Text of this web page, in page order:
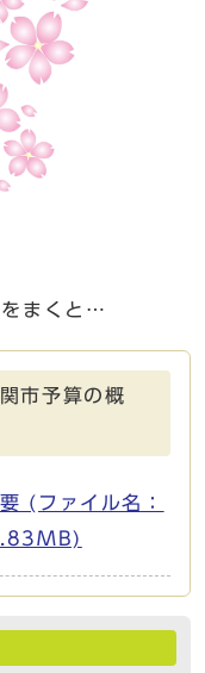
をまくと…
市予算の概
(ファイル名：